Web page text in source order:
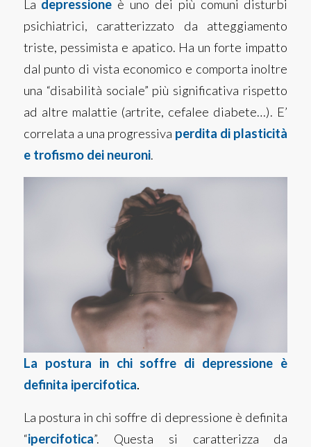
La depressione è uno dei più comuni disturbi
psichiatrici, caratterizzato da atteggiamento
triste, pessimista e apatico. Ha un forte impatto
dal punto di vista economico e comporta inoltre
una “disabilità sociale” più significativa rispetto
ad altre malattie (artrite, cefalee diabete…). E’
correlata a una progressiva perdita di plasticità
e trofismo dei neuroni.
La postura in chi soffre di depressione è
definita ipercifotica.
La postura in chi soffre di depressione è definita
“ipercifotica”. Questa si caratterizza da